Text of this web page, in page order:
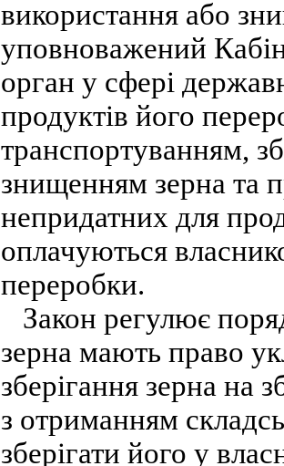
використання або
уповноважений
орган у сфері
продуктів його
транспортуванням,
знищенням зерна та
непридатних для
оплачуються
переробки.
Закон регулює
зерна мають право
зберігання зерна на
з отриманням
зберігати його у